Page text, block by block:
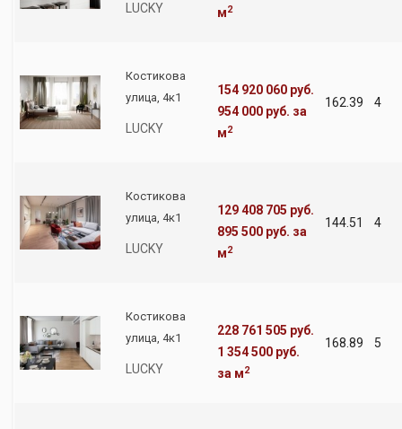
LUCKY
м2
Костикова
улица, 4к1
LUCKY
154 920 060 руб.
954 000 руб. за
м2
162.39 4
Костикова
улица, 4к1
LUCKY
129 408 705 руб.
895 500 руб. за
м2
144.51 4
Костикова
улица, 4к1
LUCKY
228 761 505 руб.
1 354 500 руб.
за м2
168.89 5